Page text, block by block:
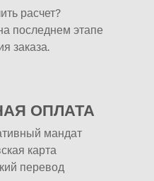
расчет?
последнем этапе
заказа.
ОПЛАТА
мандат
карта
перевод